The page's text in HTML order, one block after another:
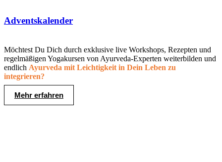
Adventskalender
Möchtest Du Dich durch exklusive live Workshops, Rezepten und
regelmäßigen Yogakursen von Ayurveda-Experten weiterbilden und
endlich Ayurveda mit Leichtigkeit in Dein Leben zu
integrieren?
Mehr erfahren